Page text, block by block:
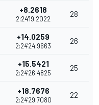
+8.2618
2:24'19.2022
28
+14.0259
2:24'24.9663
26
+15.5421
2:24'26.4825
25
+18.7676
2:24'29.7080
22